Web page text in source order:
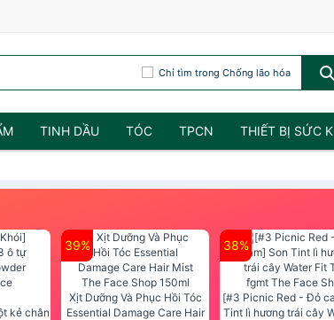
Chỉ tìm trong Chống lão hóa
TINH DẦU TÓC TPCN THIẾT BỊ SỨC
kẻ chân
39%
Xịt Dưỡng Và Phục Hồi Tóc
Essential Damage Care Hair
38%
[#3 Picnic Red - Đỏ
Tint lì hương trái cây